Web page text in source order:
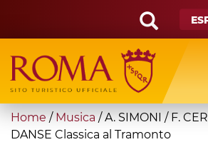
main
content
Search
form
Búsqueda
You
are
Home / Musica /A. SIMONI / F.
DANSE Classica al Tramonto